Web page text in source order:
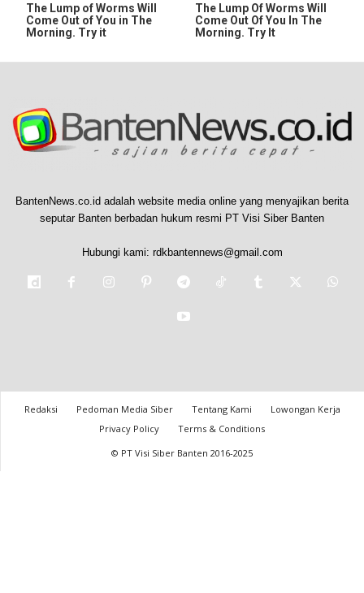
The Lump of Worms Will
Come Out of You in The
Morning. Try it
The Lump Of Worms Will
Come Out Of You In The
Morning. Try It
BantenNews.co.id adalah website media online yang menyajikan berita
seputar Banten berbadan hukum resmi PT Visi Siber Banten
Hubungi kami: rdkbantennews@gmail.com
Redaksi Pedoman Media Siber Tentang Kami
Lowongan Kerja
Privacy Policy
Terms & Conditions
© PT Visi Siber Banten 2016-2025